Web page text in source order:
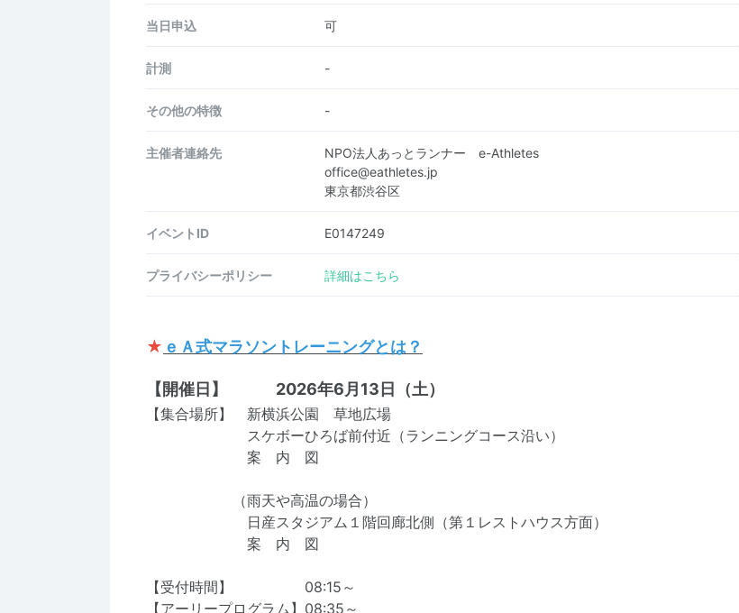
当日申込 可
計測 -
その他の特徴 -
主催者連絡先
NPO法人あっとランナー e-Athletes
office@eathletes.jp
東京都渋谷区
イベントID E0147249
プライバシーポリシー 詳細はこちら
★ ｅＡ式マラソントレーニングとは？
【開催日】 2026年6月13日（土）
【集合場所】 新横浜公園 草地広場
スケボーひろば前付近（ランニングコース沿い）
案 内 図
（雨天や高温の場合）
日産スタジアム１階回廊北側（第１レストハウス方面）
案 内 図
【受付時間】 08:15～
【アーリープログラム】08:35～